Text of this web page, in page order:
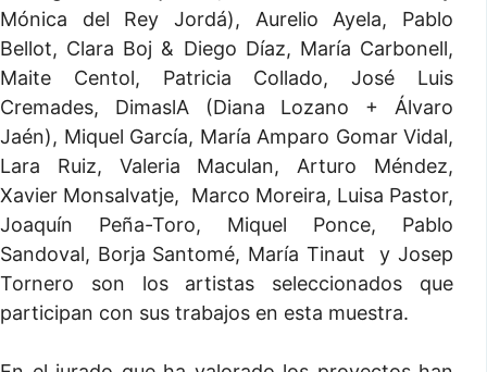
Mónica del Rey Jordá), Aurelio Ayela, Pablo
Bellot, Clara Boj & Diego Díaz, María Carbonell,
Maite Centol, Patricia Collado, José Luis
Cremades, DimaslA (Diana Lozano + Álvaro
Jaén), Miquel García, María Amparo Gomar Vidal,
Lara Ruiz, Valeria Maculan, Arturo Méndez,
Xavier Monsalvatje, Marco Moreira, Luisa Pastor,
Joaquín Peña-Toro, Miquel Ponce, Pablo
Sandoval, Borja Santomé, María Tinaut y Josep
Tornero son los artistas seleccionados que
participan con sus trabajos en esta muestra.